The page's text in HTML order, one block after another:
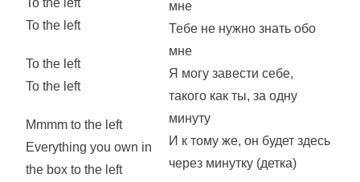
To the left
To the left
To the left
To the left
Mmmm to the left
Everything you own in
the box to the left
мне
Тебе не нужно знать обо
мне
Я могу завести себе,
такого как ты, за одну
минуту
И к тому же, он будет здесь
через минутку (детка)